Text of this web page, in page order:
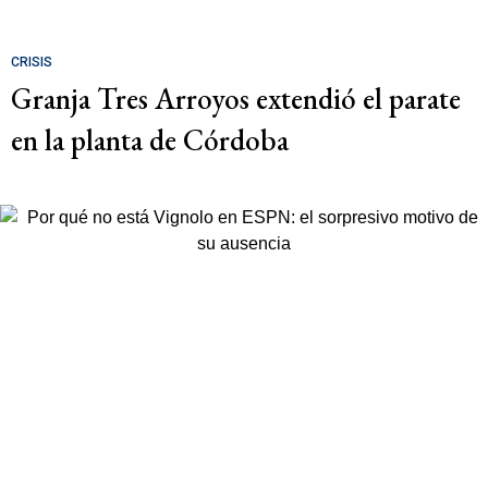
CRISIS
Granja Tres Arroyos extendió el parate
en la planta de Córdoba